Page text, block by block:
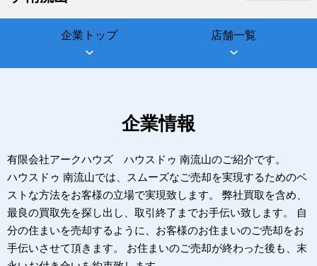
企業トップ 店舗一覧
企業情報
有限会社アークハウズ ハウスドゥ 南流山のご紹介です。
ハウスドゥ 南流山では、スムーズなご売却を実現するためのベ
ストな方法をお客様の立場で実現致します。 弊社買取を含め、
最良の買取先を探し出し、取引終了までお手伝い致します。 自
分の住まいを売却するように、お客様のお住まいのご売却をお
手伝いさせて頂きます。 お住まいのご売却が終わった後も、末